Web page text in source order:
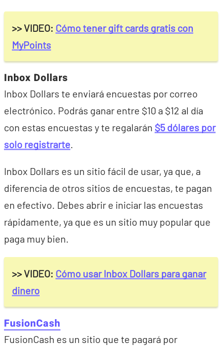
>> VIDEO: Cómo tener gift cards gratis con
MyPoints
Inbox Dollars
Inbox Dollars te enviará encuestas por correo
electrónico. Podrás ganar entre $10 a $12 al día
con estas encuestas y te regalarán $5 dólares por
solo registrarte.
Inbox Dollars es un sitio fácil de usar, ya que, a
diferencia de otros sitios de encuestas, te pagan
en efectivo. Debes abrir e iniciar las encuestas
rápidamente, ya que es un sitio muy popular que
paga muy bien.
>> VIDEO: Cómo usar Inbox Dollars para ganar
dinero
FusionCash
FusionCash es un sitio que te pagará por